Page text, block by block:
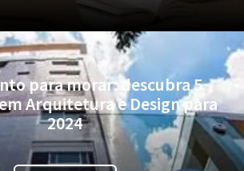
para morar: descubra 5
Arquitetura e Design para
2024